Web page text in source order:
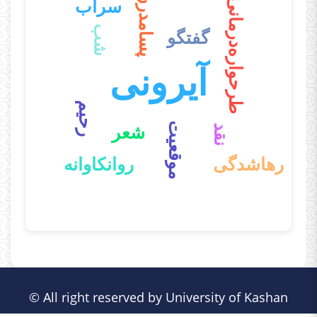
آیرونی
موقعیت شعر
پسامدرن گفتگو
نقد
روانکاوانه
طرحواره‌درمانی
رهاشدگی
شب
سراب
رحیم
© All right reserved by University of Kashan